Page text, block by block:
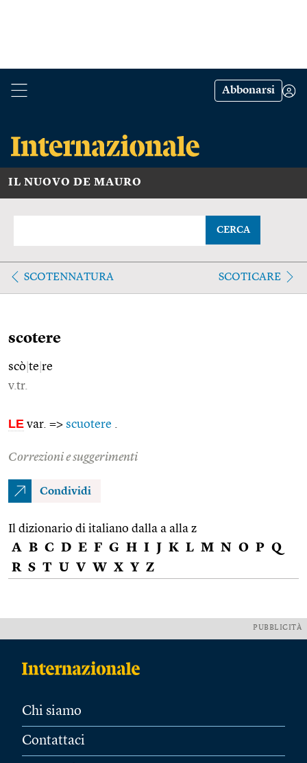
Abbonarsi
IL NUOVO DE MAURO
CERCA
SCOTENNATURA SCOTICARE
scotere
scò te re
v.tr.
LE var. => scuotere
Correzioni e suggerimenti
Condividi
Il dizionario di italiano dalla a alla z
A B C D E F G H I J K L M N O P Q
R S T U V W X Y Z
PUBBLICITÀ
Chi siamo
Contattaci